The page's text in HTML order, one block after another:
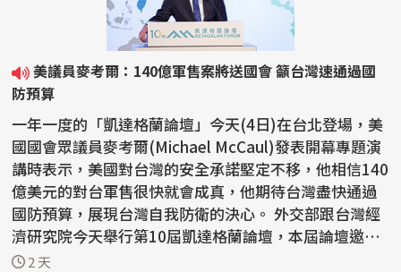
美議員麥考爾：140億軍售案將送國會 籲台灣速通過國
防預算
一年一度的「凱達格蘭論壇」今天(4日)在台北登場，美
國國會眾議員麥考爾(Michael McCaul)發表開幕專題演
講時表示，美國對台灣的安全承諾堅定不移，他相信140
億美元的對台軍售很快就會成真，他期待台灣盡快通過
國防預算，展現台灣自我防衛的決心。 外交部跟台灣經
濟研究院今天舉行第10屆凱達格蘭論壇，本屆論壇邀請
來...2 天